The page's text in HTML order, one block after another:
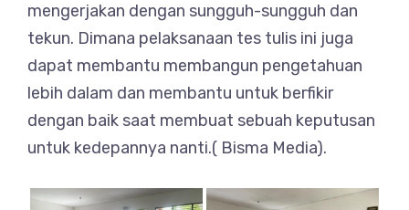
mengerjakan dengan sungguh-sungguh dan
tekun. Dimana pelaksanaan tes tulis ini juga
dapat membantu membangun pengetahuan
lebih dalam dan membantu untuk berfikir
dengan baik saat membuat sebuah keputusan
untuk kedepannya nanti.( Bisma Media).